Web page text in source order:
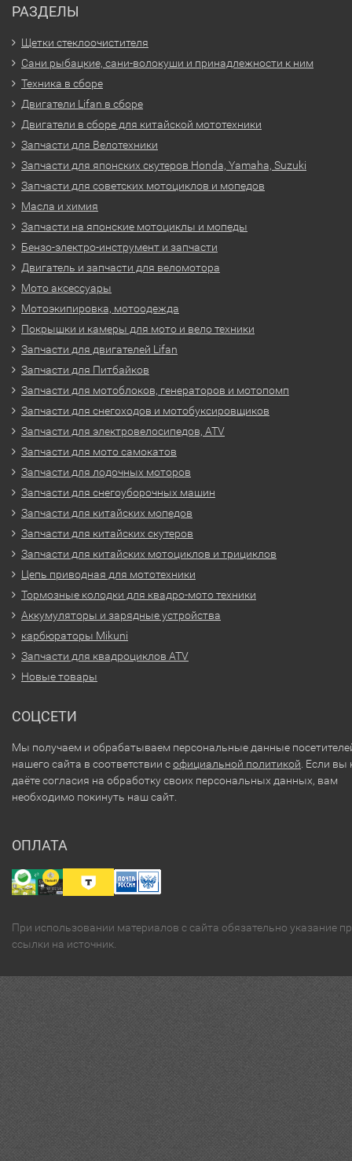
РАЗДЕЛЫ
Щетки стеклоочистителя
Сани рыбацкие, сани-волокуши и принадлежности к ним
Техника в сборе
Двигатели Lifan в сборе
Двигатели в сборе для китайской мототехники
Запчасти для Велотехники
Запчасти для японских скутеров Honda, Yamaha, Suzuki
Запчасти для советских мотоциклов и мопедов
Масла и химия
Запчасти на японские мотоциклы и мопеды
Бензо-электро-инструмент и запчасти
Двигатель и запчасти для веломотора
Мото аксессуары
Мотоэкипировка, мотоодежда
Покрышки и камеры для мото и вело техники
Запчасти для двигателей Lifan
Запчасти для Питбайков
Запчасти для мотоблоков, генераторов и мотопомп
Запчасти для снегоходов и мотобуксировщиков
Запчасти для электровелосипедов, ATV
Запчасти для мото самокатов
Запчасти для лодочных моторов
Запчасти для снегоуборочных машин
Запчасти для китайских мопедов
Запчасти для китайских скутеров
Запчасти для китайских мотоциклов и трициклов
Цепь приводная для мототехники
Тормозные колодки для квадро-мото техники
Аккумуляторы и зарядные устройства
карбюраторы Mikuni
Запчасти для квадроциклов ATV
Новые товары
СОЦСЕТИ
Мы получаем и обрабатываем персональные данные
нашего сайта в соответствии софициальной политикой . Если вы
даёте согласия на обработку своих персональных данных, вам
необходимо покинуть наш сайт.
ОПЛАТА
При использовании материалов с сайта обязательно указание
ссылки на источник.